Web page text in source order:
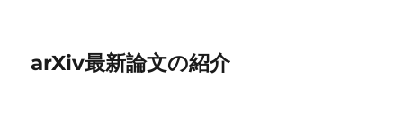
arXiv最新論文の紹介